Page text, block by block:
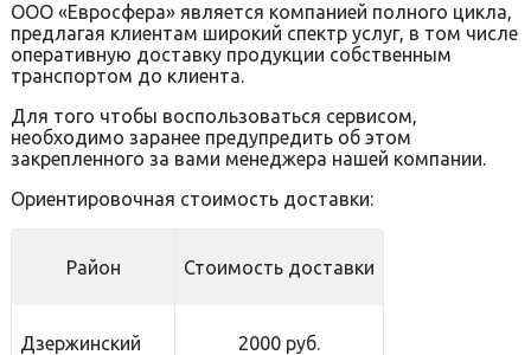
ООО «Евросфера» является компанией полного цикла,
предлагая клиентам широкий спектр услуг, в том числе
оперативную доставку продукции собственным
транспортом до клиента.
Для того чтобы воспользоваться сервисом,
необходимо заранее предупредить об этом
закрепленного за вами менеджера нашей компании.
Ориентировочная стоимость доставки:
Район Стоимость доставки
Дзержинский 2000 руб.